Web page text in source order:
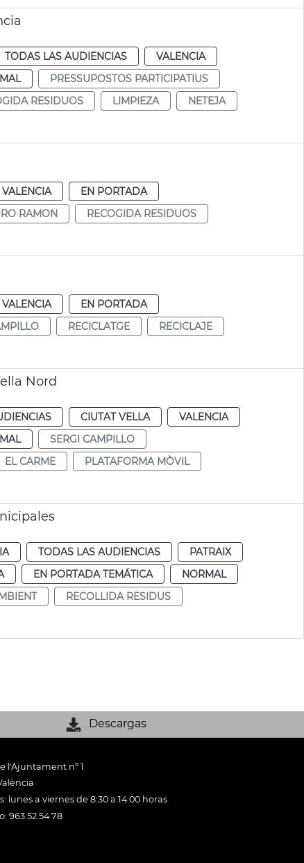
TODAS LAS AUDIENCIAS
VALENCIA
PRESSUPOSTOS PARTICIPATIUS
RESIDUOS LIMPIEZA
NETEJA
VALENCIA
EN PORTADA
RAMON
RECOGIDA RESIDUOS
VALENCIA
EN PORTADA
RECICLATGE
RECICLAJE
Nord
CIUTAT VELLA
VALENCIA
SERGI CAMPILLO
EL CARME
PLATAFORMA MÒVIL
TODAS LAS AUDIENCIAS
PATRAIX
EN PORTADA TEMÁTICA
NORMAL
RECOLLIDA RESIDUS
Descargas
l'Ajuntament nº 1
lunes a viernes de 8:30 a 14:00 horas
963 52 54 78